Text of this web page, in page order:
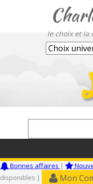
le choix et la
Bonnes affaires |
disponibles |
Mon